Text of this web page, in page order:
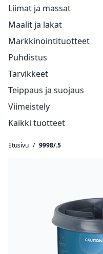
Liimat ja massat
Maalit ja lakat
Markkinointituotteet
Puhdistus
Tarvikkeet
Teippaus ja suojaus
Viimeistely
Kaikki tuotteet
Etusivu / 9998/.5